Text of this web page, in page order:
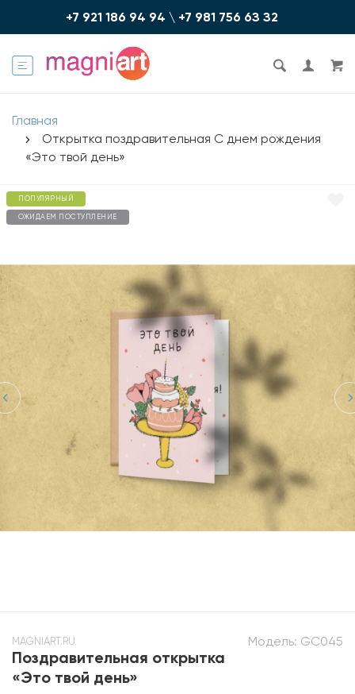
+7 921 186 94 94 \ +7 981 756 6З З2
Главная
Открытка поздравительная С днем рождения
«Это твой день»
ПОПУЛЯРНЫЙ
ОЖИДАЕМ ПОСТУПЛЕНИЕ
Модель: GC045
MAGNIART.RU
Поздравительная открытка
«Это твой день»